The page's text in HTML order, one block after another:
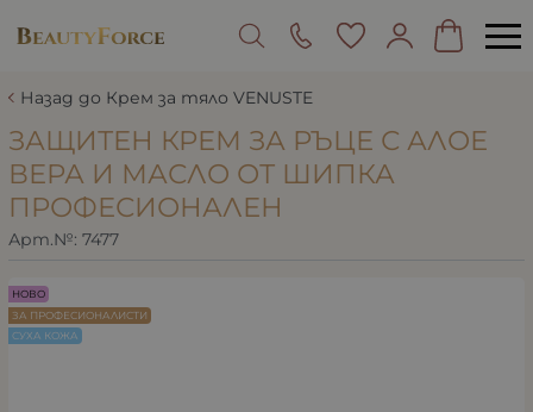
Назад до Крем за тяло VENUSTE
ЗАЩИТЕН КРЕМ ЗА РЪЦЕ С АЛОЕ
ВЕРА И МАСЛО ОТ ШИПКА
ПРОФЕСИОНАЛЕН
Арт.№: 7477
НОВО
ЗА ПРОФЕСИОНАЛИСТИ
СУХА КОЖА